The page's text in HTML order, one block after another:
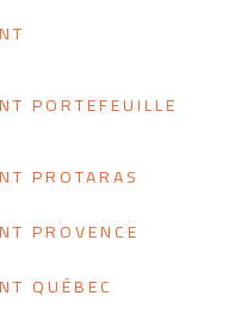
PORTEFEUILLE
PROTARAS
PROVENCE
QUÉBEC